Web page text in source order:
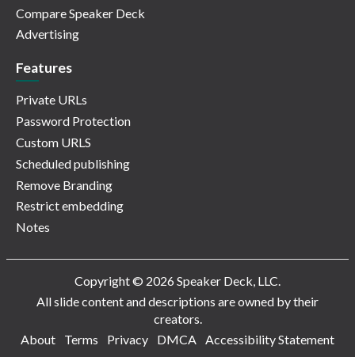
Compare Speaker Deck
Advertising
Features
Private URLs
Password Protection
Custom URLS
Scheduled publishing
Remove Branding
Restrict embedding
Notes
Copyright © 2026 Speaker Deck, LLC.
All slide content and descriptions are owned by their
creators.
About
Terms Privacy DMCA Accessibility Statement